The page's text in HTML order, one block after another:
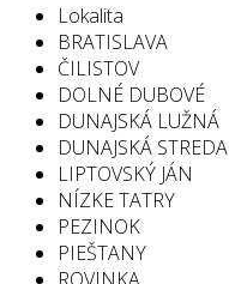
Lokalita
BRATISLAVA
ČILISTOV
DOLNÉ DUBOVÉ
DUNAJSKÁ LUŽNÁ
DUNAJSKÁ STREDA
LIPTOVSKÝ JÁN
NÍZKE TATRY
PEZINOK
PIEŠTANY